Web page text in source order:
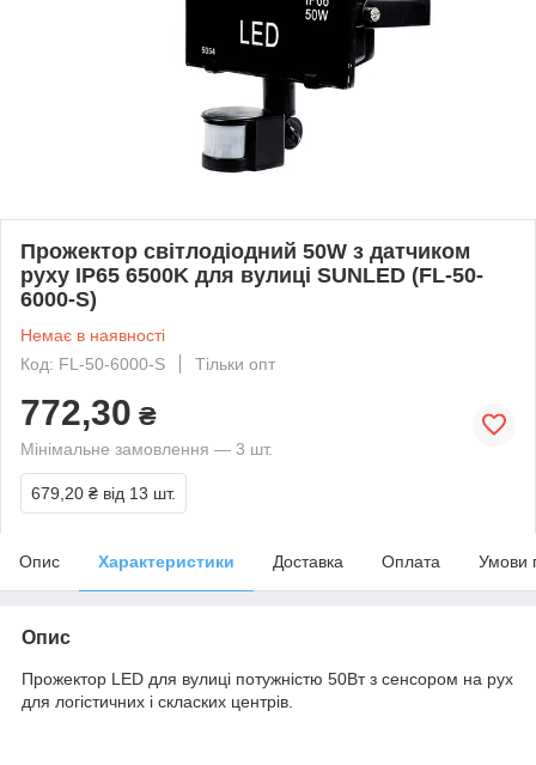
Прожектор світлодіодний 50W з датчиком
руху IP65 6500K для вулиці SUNLED (FL-50-
6000-S)
Немає в наявності
Код: FL-50-6000-S
Тільки опт
772,30 ₴
Мінімальне замовлення — 3 шт.
679,20 ₴ від 13 шт.
Опис Характеристики Доставка Оплата Умови
Опис
Прожектор LED для вулиці потужністю 50Вт з сенсором на рух
для логістичних і скласких центрів.